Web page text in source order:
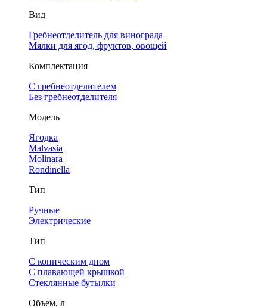
Вид
Гребнеотделитель для винограда
Мялки для ягод, фруктов, овощей
Комплектация
С гребнеотделителем
Без гребнеотделителя
Модель
Ягодка
Malvasia
Molinara
Rondinella
Тип
Ручные
Электрические
Тип
С коническим дном
С плавающей крышкой
Стеклянные бутылки
Объем, л